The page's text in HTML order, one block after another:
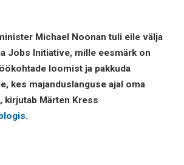
Michael Noonan tuli eile välja
Jobs Initiative, mille eesmärk on
loomist ja pakkuda
kes majanduslanguse ajal oma
kirjutab Märten Kress
.